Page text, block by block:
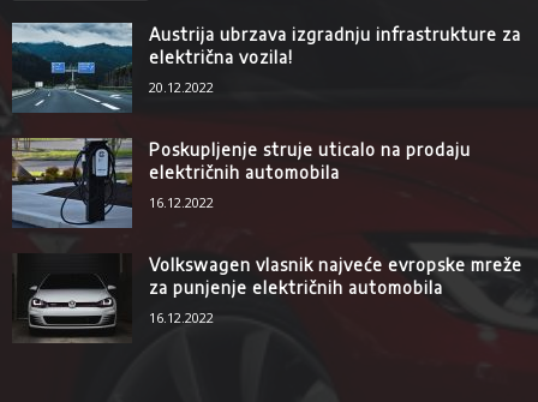
Austrija ubrzava izgradnju infrastrukture za
električna vozila!
20.12.2022
Poskupljenje struje uticalo na prodaju
električnih automobila
16.12.2022
Volkswagen vlasnik najveće evropske mreže
za punjenje električnih automobila
16.12.2022